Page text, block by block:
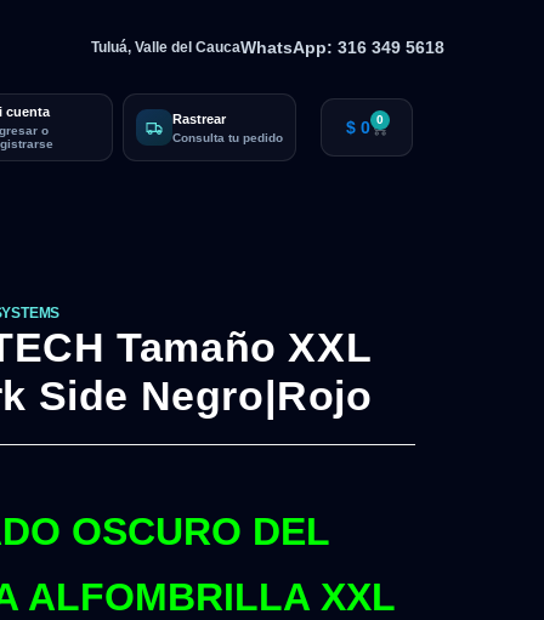
Tuluá, Valle del CaucaWhatsApp: 316 349 5618
cuenta
o
Rastrear
Consulta tu pedido $ 0 0
Tamaño XXL
Side Negro|Rojo
OSCURO DEL
ALFOMBRILLA XXL